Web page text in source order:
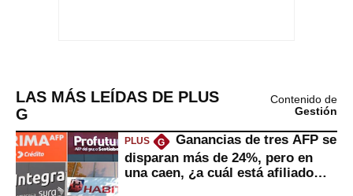
LAS MÁS LEÍDAS DE PLUS
G
Contenido de
Gestión
PLUS G
Ganancias de tres AFP se
disparan más de 24%, pero en
una caen, ¿a cuál está afiliado